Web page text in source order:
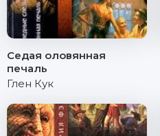
Седая оловянная
печаль
Глен Кук